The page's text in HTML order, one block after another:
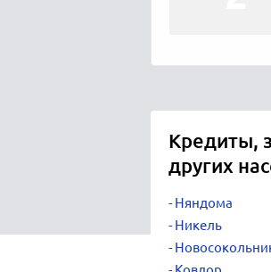
Кредиты,
других
Няндома
Никель